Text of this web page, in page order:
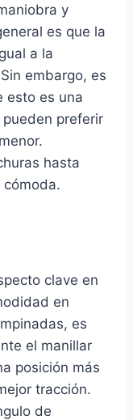
y
es que la
a la
embargo, es
esto es una
preferir
hasta
clave en
en
es
el manillar
posición más
tracción.
de